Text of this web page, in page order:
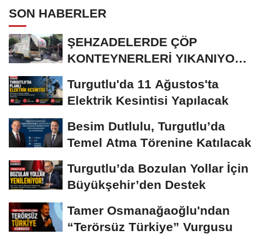
SON HABERLER
ŞEHZADELERDE ÇÖP
KONTEYNERLERİ YIKANIYOR
Turgutlu'da 11 Ağustos'ta
Elektrik Kesintisi Yapılacak
Besim Dutlulu, Turgutlu’da
Temel Atma Törenine Katılacak
Turgutlu’da Bozulan Yollar İçin
Büyükşehir’den Destek
Tamer Osmanağaoğlu'ndan
“Terörsüz Türkiye” Vurgusu